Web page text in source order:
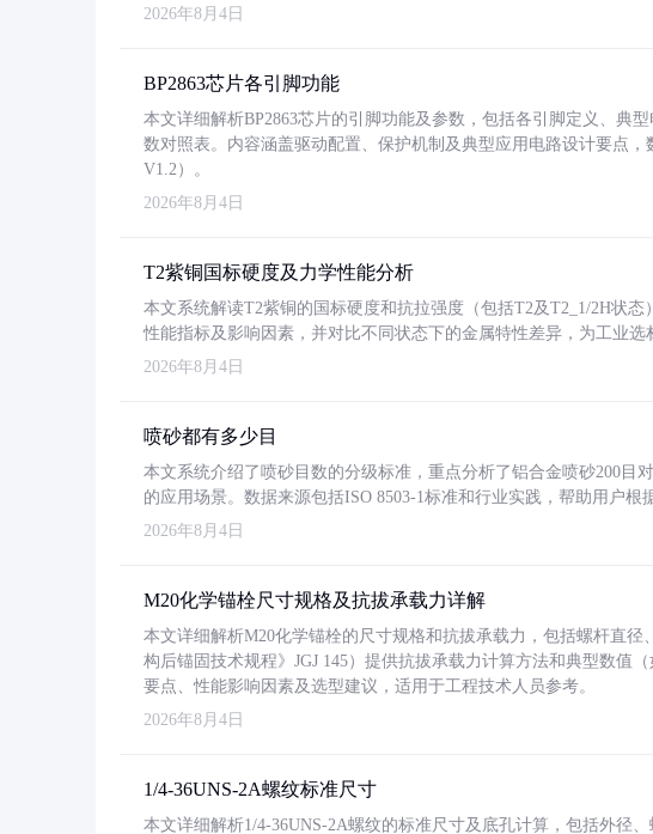
2026年8月4日
BP2863芯片各引脚功能
本文详细解析BP2863芯片的引脚功能及参数，包括各引脚定义、典
数对照表。内容涵盖驱动配置、保护机制及典型应用电路设计要点
V1.2）。
2026年8月4日
T2紫铜国标硬度及力学性能分析
本文系统解读T2紫铜的国标硬度和抗拉强度（包括T2及T2_1/2H状
性能指标及影响因素，并对比不同状态下的金属特性差异，为工业选
2026年8月4日
喷砂都有多少目
本文系统介绍了喷砂目数的分级标准，重点分析了铝合金喷砂200目
的应用场景。数据来源包括ISO 8503-1标准和行业实践，帮助用户根
2026年8月4日
M20化学锚栓尺寸规格及抗拔承载力详解
本文详细解析M20化学锚栓的尺寸规格和抗拔承载力，包括螺杆直
构后锚固技术规程》JGJ 145）提供抗拔承载力计算方法和典型数值
要点、性能影响因素及选型建议，适用于工程技术人员参考。
2026年8月4日
1/4-36UNS-2A螺纹标准尺寸
本文详细解析1/4-36UNS-2A螺纹的标准尺寸及底孔计算，包括外径